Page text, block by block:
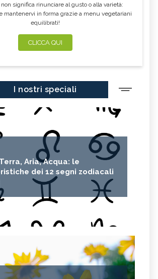
significa rinunciare al gusto o alla varietà:
mantenervi in forma grazie a menu vegetariani
equilibrati!
CLICCA QUI
I nostri speciali
Aria, Acqua: le
dei 12 segni zodiacali